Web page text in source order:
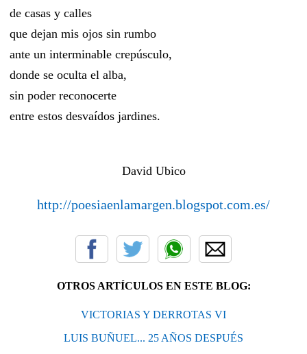
de casas y calles
que dejan mis ojos sin rumbo
ante un interminable crepúsculo,
donde se oculta el alba,
sin poder reconocerte
entre estos desvaídos jardines.
David Ubico
http://poesiaenlamargen.blogspot.com.es/
OTROS ARTÍCULOS EN ESTE BLOG:
VICTORIAS Y DERROTAS VI
LUIS BUÑUEL... 25 AÑOS DESPUÉS